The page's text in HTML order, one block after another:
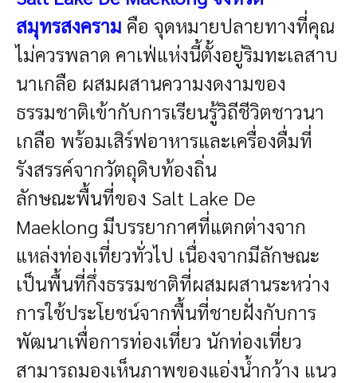
สมุทรสงคราม คือ จุดหมายปลายทางที่คุณ
ไม่ควรพลาด คาเฟ่แห่งนี้ตั้งอยู่ริมทะเลสาบ
นาเกลือ ผสมผสานความงดงามของ
ธรรมชาติเข้ากับการเรียนรู้วิถีชีวิตชาวนา
เกลือ พร้อมเสิร์ฟอาหารและเครื่องดื่มที่
รังสรรค์จากวัตถุดิบท้องถิ่น
ลักษณะพื้นที่ของ Salt Lake De
Maeklong มีบรรยากาศที่แตกต่างจาก
แหล่งท่องเที่ยวทั่วไป เนื่องจากมีลักษณะ
เป็นพื้นที่กึ่งธรรมชาติที่ผสมผสานระหว่าง
การใช้ประโยชน์จากพื้นที่ชายฝั่งกับการ
พัฒนาเพื่อการท่องเที่ยว นักท่องเที่ยว
สามารถมองเห็นภาพของแอ่งน้ำกว้าง แนว